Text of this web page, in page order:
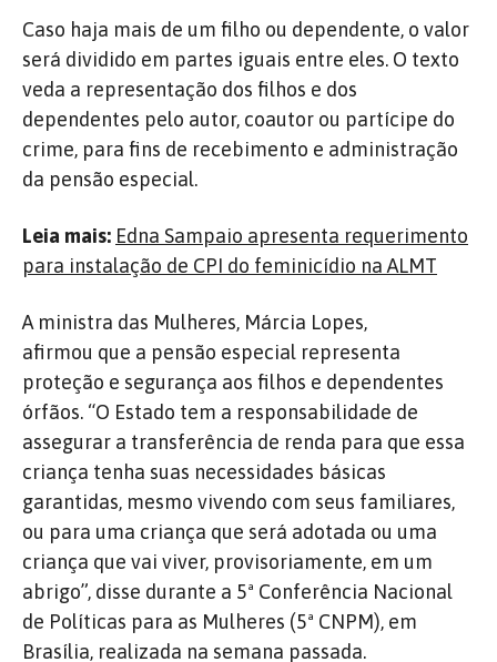
Caso haja mais de um filho ou dependente, o valor
será dividido em partes iguais entre eles. O texto
veda a representação dos filhos e dos
dependentes pelo autor, coautor ou partícipe do
crime, para fins de recebimento e administração
da pensão especial.
Leia mais: Edna Sampaio apresenta requerimento
para instalação de CPI do feminicídio na ALMT
A ministra das Mulheres, Márcia Lopes,
afirmou que a pensão especial representa
proteção e segurança aos filhos e dependentes
órfãos. “O Estado tem a responsabilidade de
assegurar a transferência de renda para que essa
criança tenha suas necessidades básicas
garantidas, mesmo vivendo com seus familiares,
ou para uma criança que será adotada ou uma
criança que vai viver, provisoriamente, em um
abrigo”, disse durante a 5ª Conferência Nacional
de Políticas para as Mulheres (5ª CNPM), em
Brasília, realizada na semana passada.